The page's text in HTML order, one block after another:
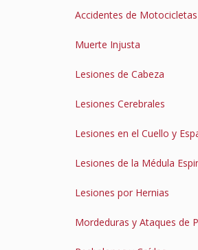
Accidentes de Motocicletas
Muerte Injusta
Lesiones de Cabeza
Lesiones Cerebrales
Lesiones en el Cuello y
Lesiones de la Médula
Lesiones por Hernias
Mordeduras y Ataques de